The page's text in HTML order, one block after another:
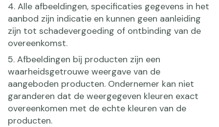
4. Alle afbeeldingen, specificaties gegevens in het
aanbod zijn indicatie en kunnen geen aanleiding
zijn tot schadevergoeding of ontbinding van de
overeenkomst.
5. Afbeeldingen bij producten zijn een
waarheidsgetrouwe weergave van de
aangeboden producten. Ondernemer kan niet
garanderen dat de weergegeven kleuren exact
overeenkomen met de echte kleuren van de
producten.